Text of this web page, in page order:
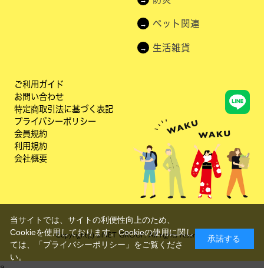
ペット関連
生活雑貨
ご利用ガイド
お問い合わせ
特定商取引法に基づく表記
プライバシーポリシー
会員規約
利用規約
会社概要
Copyright(c) aiNET GROUP. All rights reserved.
当サイトでは、サイトの利便性向上のため、
Cookieを使用しております。Cookieの使用に関し
ては、
「プライバシーポリシー」 をご覧くださ
い。
承諾する